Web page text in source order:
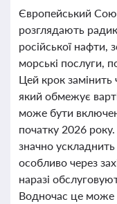
Європейський
розглядають
російської нафти,
морські послуги,
Цей крок замінить
який обмежує
може бути
початку 2026
значно
особливо через
наразі
Водночас це може